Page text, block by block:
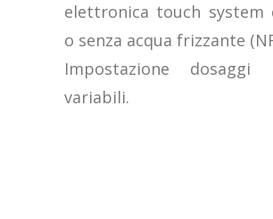
elettronica touch system
o senza acqua frizzante
Impostazione dosaggi
variabili.